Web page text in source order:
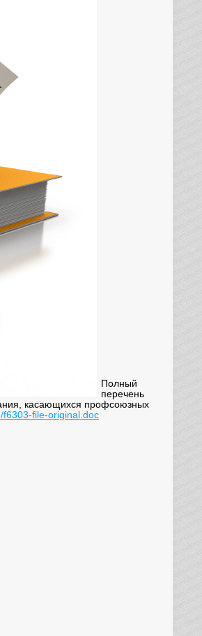
Полный
перечень
касающихся профсоюзных
f6303-file-original.doc